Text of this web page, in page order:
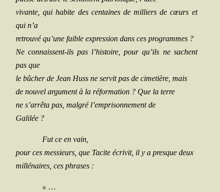
vivante, qui habite des cen­taines de mil­liers de cœurs et
qui n’a
retrou­vé qu’une faible expres­sion dans ces programmes ?
Ne connaissent-ils pas l’histoire, pour qu’ils ne sachent
pas que
le bûcher de Jean Huss ne ser­vit pas de cime­tière, mais
de nou­vel argu­ment à la réfor­ma­tion ? Que la terre
ne s’arrêta pas, mal­gré l’emprisonnement de
Galilée ?
Fut ce en vain,
pour ces mes­sieurs, que Tacite écri­vit, il y a presque deux
mil­lé­naires, ces phrases :
« …